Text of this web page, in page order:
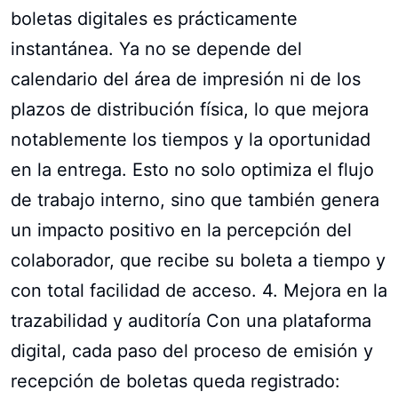
boletas digitales es prácticamente
instantánea. Ya no se depende del
calendario del área de impresión ni de los
plazos de distribución física, lo que mejora
notablemente los tiempos y la oportunidad
en la entrega. Esto no solo optimiza el flujo
de trabajo interno, sino que también genera
un impacto positivo en la percepción del
colaborador, que recibe su boleta a tiempo y
con total facilidad de acceso. 4. Mejora en la
trazabilidad y auditoría Con una plataforma
digital, cada paso del proceso de emisión y
recepción de boletas queda registrado: